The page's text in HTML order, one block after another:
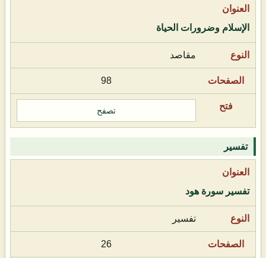
الإسلام وضرورات الحياة
مقاصد
98
تصفح
تفسير
تفسير سورة هود
تفسير
26